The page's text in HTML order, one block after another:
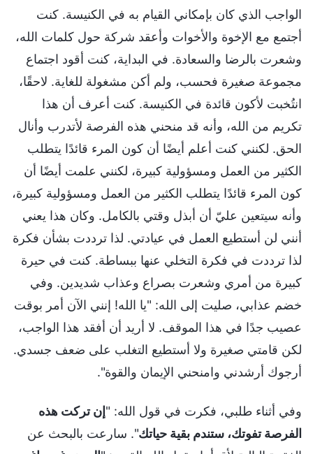
الواجب الذي كان بإمكاني القيام به في الكنيسة. كنت
أجتمع مع الإخوة والأخوات وأعقد شركة حول كلمات الله،
وشعرت بالرضا والسعادة. في البداية، كنت أقود اجتماع
مجموعة صغيرة فحسب، ولم أكن مشغولة للغاية. لاحقًا،
انتُخبت لأكون قائدة في الكنيسة. كنت أعرف أن هذا
تكريم من الله، وأنه قد منحني هذه الفرصة لأتدرب وأنال
الحق. لكنني كنت أعلم أيضًا أن كون المرء قائدًا يتطلب
الكثير من العمل ومسؤولية كبيرة، لكنني علمت أيضًا أن
كون المرء قائدًا يتطلب الكثير من العمل ومسؤولية كبيرة،
وأنه سيتعين عليّ أن أبذل وقتي بالكامل. وكان هذا يعني
أنني لن أستطيع العمل في عيادتي. لذا ترددت بشأن فكرة
لذا ترددت في فكرة التخلي عنها ببساطة. كنت في حيرة
كبيرة من أمري وشعرت بصراع وعذاب شديدين. وفي
خضم عذابي، صليت إلى الله: "يا الله! إنني الآن أمر بوقت
عصيب جدًا في هذا الموقف. لا أريد أن أفقد هذا الواجب،
لكن قامتي صغيرة ولا أستطيع التغلب على ضعف جسدي.
أرجوك أرشدني وامنحني الإيمان والقوة".
وفي أثناء طلبي، فكرت في قول الله: "إن تركت هذه
الفرصة تفوتك، ستندم بقية حياتك". سارعت بالبحث عن